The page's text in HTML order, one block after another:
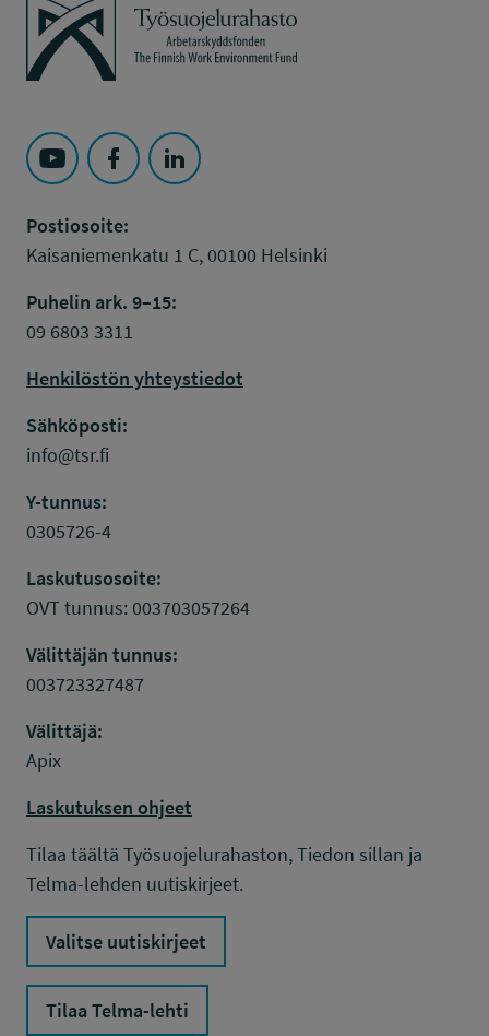
Työsuojelurahasto
Seuraa Työsuojelurahasto kohteessa: YouTube
Seuraa Työsuojelurahasto kohteessa:
Seuraa Työsuojelurahasto kohteessa:
Postiosoite:
Kaisaniemenkatu 1 C, 00100 Helsinki
Puhelin ark. 9–15:
09 6803 3311
Henkilöstön yhteystiedot
Sähköposti:
info@tsr.fi
Y-tunnus:
0305726-4
Laskutusosoite:
OVT tunnus: 003703057264
Välittäjän tunnus:
003723327487
Välittäjä:
Apix
Laskutuksen ohjeet
Tilaa täältä Työsuojelurahaston, Tiedon sillan ja
Telma-lehden uutiskirjeet.
Valitse uutiskirjeet
Tilaa Telma-lehti